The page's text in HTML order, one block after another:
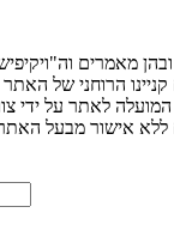
הרוחני של האתר
לאתר על